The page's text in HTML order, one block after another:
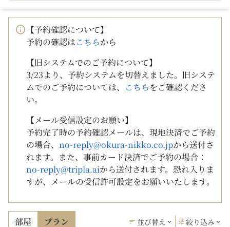
【予約確認について】
予約の確認はこちらから
【旧システムでのご予約について】
3/23より、予約システムを切替えました。旧システ
ムでのご予約については、
こちらをご確認くださ
い。
【メール受信設定のお願い】
予約完了時の予約確認メールは、現地決済でご予約
の場合、 no-reply@okura-nikko.co.jpから送付さ
れます。また、事前カード決済でご予約の場合：
no-reply@tripla.aiから送付されます。恐れ入りま
すが、メールの受信許可設定をお願いいたします。
部屋 プラン 並び替え 絞り込み